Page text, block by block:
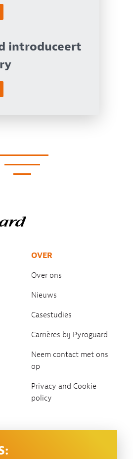
introduceert
OVER
Over ons
Nieuws
Casestudies
Carrières bij Pyroguard
Neem contact met ons
op
Privacy and Cookie
policy